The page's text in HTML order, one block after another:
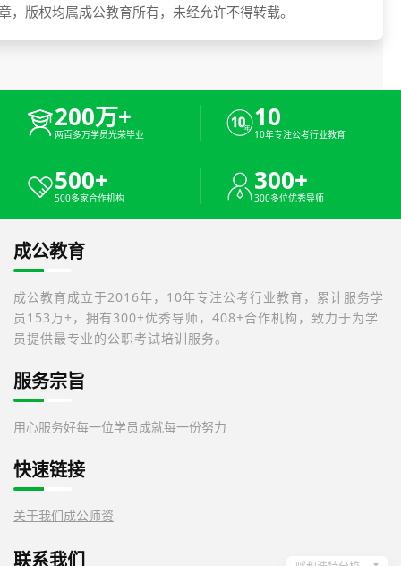
，版权均属成公教育所有，未经允许不得转载。
200万+
两百多万学员光荣毕业
10
10年专注公考行业教育
500+
500多家合作机构
300+
300多位优秀导师
成公教育
成公教育成立于2016年，10年专注公考行业教育，累计服务学
员153万+，拥有300+优秀导师，408+合作机构，致力于为学
员提供最专业的公职考试培训服务。
服务宗旨
用心服务好每一位学员成就每一份努力
快速链接
关于我们成公师资
联系我们